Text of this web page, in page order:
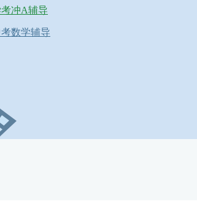
冲A辅导
数学辅导